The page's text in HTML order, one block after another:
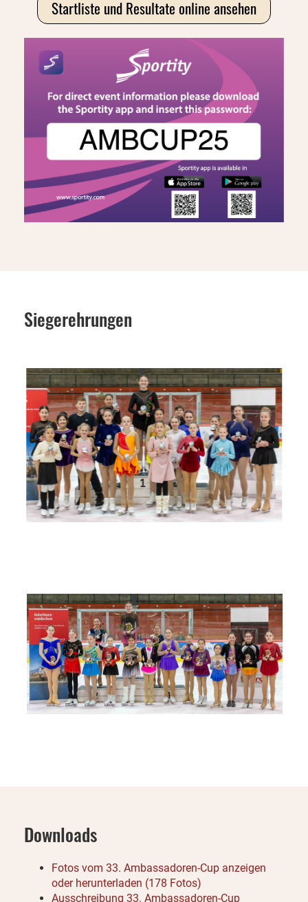
Startliste und Resultate online ansehen
Siegerehrungen
Downloads
Fotos vom 33. Ambassadoren-Cup anzeigen
oder herunterladen (178 Fotos)
Ausschreibung 33. Ambassadoren-Cup